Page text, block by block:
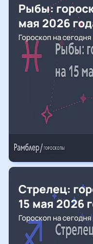
Рыбы:
мая 2026
Гороскоп на сегодня
Стрелец:
15 мая 2026
Гороскоп на сегодня